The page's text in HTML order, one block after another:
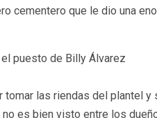
cementero que le dio una
las riendas del plantel y
es bien visto entre los